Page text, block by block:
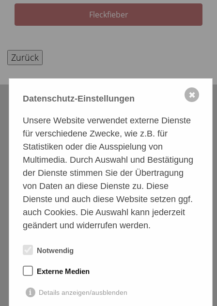
Fleckfieber
Zurück
Tierschutzförderverein
A.S.P.A. friends e.V.
Geprüfte Organisation
mit Erlaubnis nach §11 Tierschutzgesetz.
Datenschutz-Einstellungen
Unsere Website verwendet externe Dienste
für verschiedene Zwecke, wie z.B. für
Statistiken oder die Ausspielung von
Multimedia. Durch Auswahl und Bestätigung
der Dienste stimmen Sie der Übertragung
von Daten an diese Dienste zu. Diese
Dienste und auch diese Website setzen ggf.
auch Cookies. Die Auswahl kann jederzeit
geändert und widerrufen werden.
Notwendig
Externe Medien
Details anzeigen/ausblenden
✖